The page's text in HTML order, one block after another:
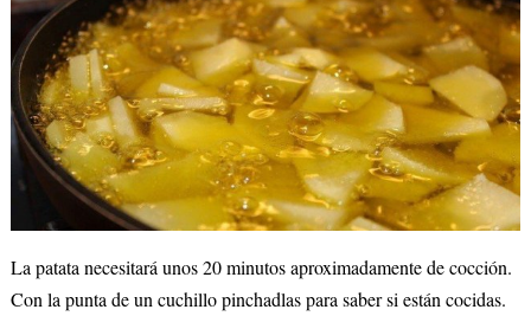
La patata necesitará unos 20 minutos aproximadamente de cocción.
Con la punta de un cuchillo pinchadlas para saber si están cocidas.